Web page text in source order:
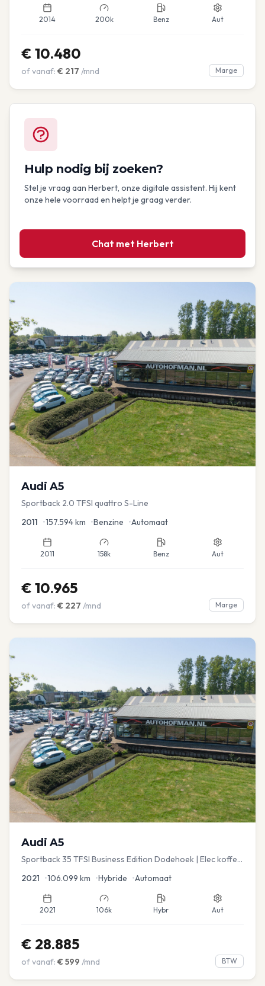
2014 200k Benz Aut
€ 10.480
of vanaf: € 217 /mnd Marge
Hulp nodig bij zoeken?
Stel je vraag aan Herbert, onze digitale assistent. Hij kent
onze hele voorraad en helpt je graag verder.
Chat met Herbert
Audi A5
Sportback 2.0 TFSI quattro S-Line
2011 •157.594km •Benzine •Automaat
2011 158k Benz Aut
€ 10.965
of vanaf: € 227 /mnd Marge
Audi A5
Sportback 35 TFSI Business Edition Dodehoek | Elec koffer
2021 •106.099 km •Hybride •Automaat
2021 106k Hybr Aut
€ 28.885
of vanaf: € 599 /mnd BTW